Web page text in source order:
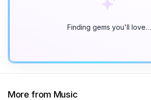
Finding gems you'll love…
More from Music